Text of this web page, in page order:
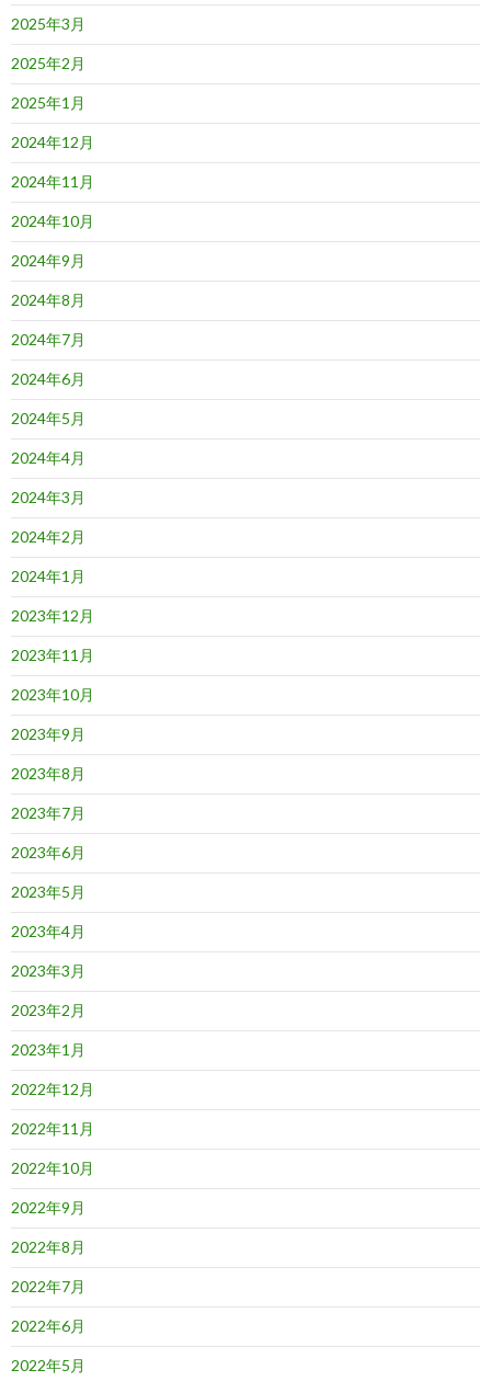
2025年3月
2025年2月
2025年1月
2024年12月
2024年11月
2024年10月
2024年9月
2024年8月
2024年7月
2024年6月
2024年5月
2024年4月
2024年3月
2024年2月
2024年1月
2023年12月
2023年11月
2023年10月
2023年9月
2023年8月
2023年7月
2023年6月
2023年5月
2023年4月
2023年3月
2023年2月
2023年1月
2022年12月
2022年11月
2022年10月
2022年9月
2022年8月
2022年7月
2022年6月
2022年5月